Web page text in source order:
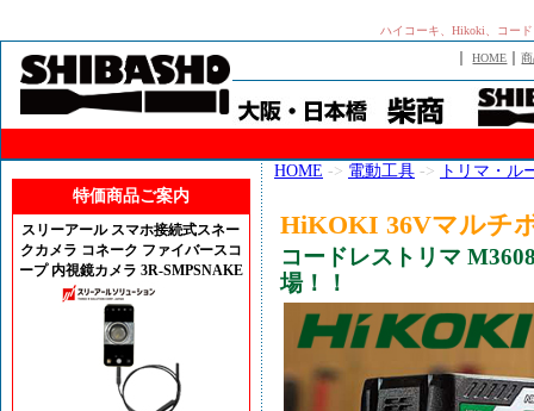
ハイコーキ、Hikoki、コー
｜HOME ｜
特価商品ご案内
スリーアール スマホ接続式スネー
クカメラ コネーク ファイバースコ
ープ 内視鏡カメラ 3R-SMPSNAKE
HOME -> 電動工具 -> トリマ・ル
HiKOKI 36Vマルチ
コードレストリマ
場！！